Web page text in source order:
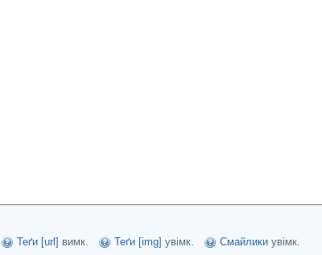
Теґи [url] вимк. Теґи [img] увімк. Смайлики увімк.